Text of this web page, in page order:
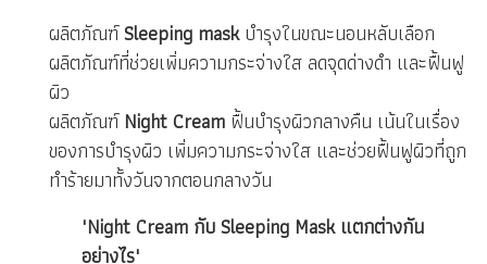
ผลิตภัณฑ์Sleeping maskบำรุงในขณะนอนหลับเลือก
ผลิตภัณฑ์ที่ช่วยเพิ่มความกระจ่างใส ลดจุดด่างดำ และฟื้นฟู
ผิว
ผลิตภัณฑ์Night Cream ฟื้นบำรุงผิวกลางคืน เน้นในเรื่อง
ของการบำรุงผิว เพิ่มความกระจ่างใส และช่วยฟื้นฟูผิวที่ถูก
ทำร้ายมาทั้งวันจากตอนกลางวัน
'Night Cream กับ Sleeping Mask แตกต่างกัน
อย่างไร'